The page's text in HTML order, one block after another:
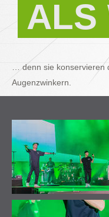
ALS
… denn sie
Augenzwinkern.